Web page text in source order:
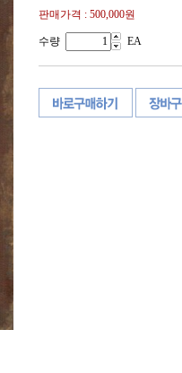
판매가격 : 500,000원
수량 EA